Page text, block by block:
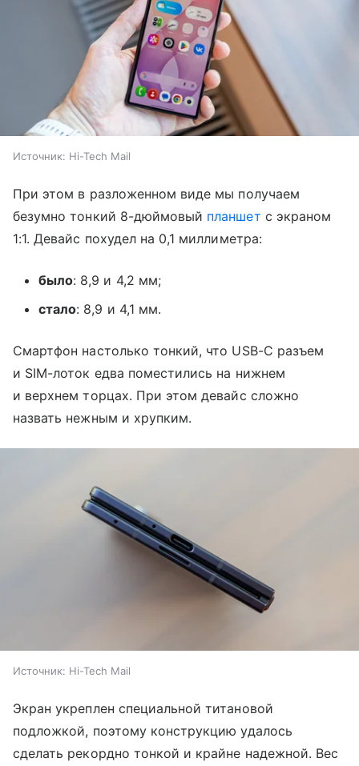
Источник: Hi-Tech Mail
При этом в разложенном виде мы получаем
безумно тонкий 8-дюймовый планшет с экраном
1:1. Девайс похудел на 0,1 миллиметра:
было: 8,9 и 4,2 мм;
стало: 8,9 и 4,1 мм.
Смартфон настолько тонкий, что USB-C разъем
и SIM-лоток едва поместились на нижнем
и верхнем торцах. При этом девайс сложно
назвать нежным и хрупким.
Источник: Hi-Tech Mail
Экран укреплен специальной титановой
подложкой, поэтому конструкцию удалось
сделать рекордно тонкой и крайне надежной. Вес